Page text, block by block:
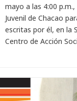
mayo a las 4:00
Juvenil de Chacao
escritas por él, en la
Centro de Acción